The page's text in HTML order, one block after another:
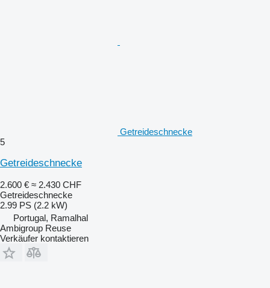
Getreideschnecke
5
Getreideschnecke
2.600 € ≈ 2.430 CHF
Getreideschnecke
2.99 PS (2.2 kW)
Portugal, Ramalhal
Ambigroup Reuse
Verkäufer kontaktieren